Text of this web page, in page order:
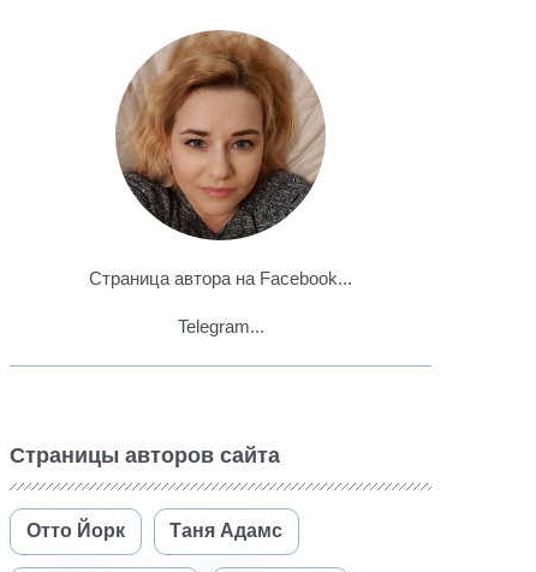
Страница автора на Facebook...
Telegram...
Страницы авторов сайта
Отто Йорк Таня Адамс